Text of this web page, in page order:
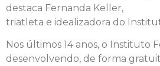
destaca Fernanda Keller,
triatleta e idealizadora do
Nos últimos 14 anos, o Instituto
desenvolvendo, de forma